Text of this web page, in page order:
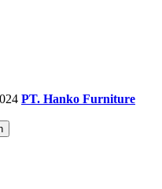
PT. Hanko Furniture